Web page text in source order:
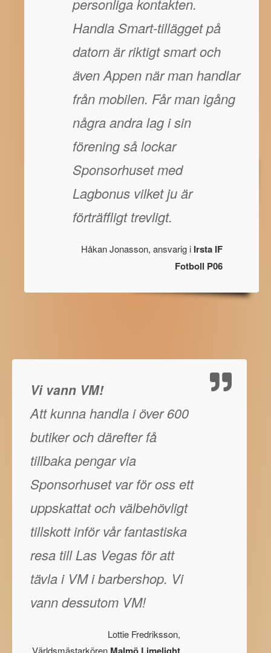
personliga kontakten.
Handla Smart-tillägget på
datorn är riktigt smart och
även Appen när man handlar
från mobilen. Får man igång
några andra lag i sin
förening så lockar
Sponsorhuset med
Lagbonus vilket ju är
förträffligt trevligt.
Håkan Jonasson, ansvarig i Irsta IF
Fotboll P06
Vi vann VM!
Att kunna handla i över 600
butiker och därefter få
tillbaka pengar via
Sponsorhuset var för oss ett
uppskattat och välbehövligt
tillskott inför vår fantastiska
resa till Las Vegas för att
tävla i VM i barbershop. Vi
vann dessutom VM!
Lottie Fredriksson,
Världsmästarkören